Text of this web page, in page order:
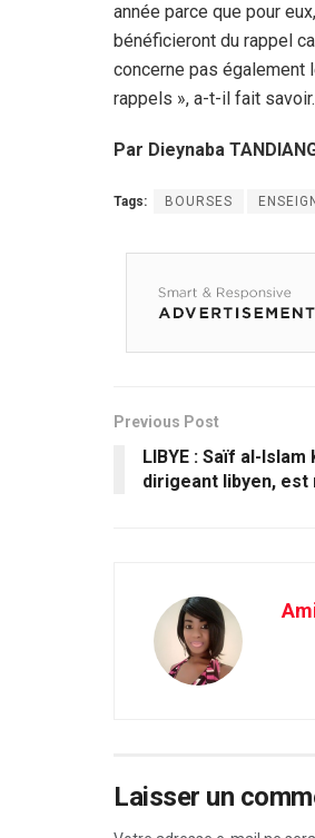
année parce que pour
bénéficieront du rappel
concerne pas également
rappels », a-t-il fait savoir.
Par Dieynaba
Tags: BOURSES
Previous Post
LIBYE : Saïf al-
dirigeant libyen, est
Laisser un